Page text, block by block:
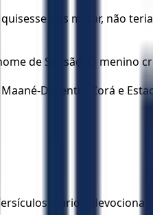
quisesse nos matar, não
de Sansão. O menino
Dã, entre Zorá e
diários,